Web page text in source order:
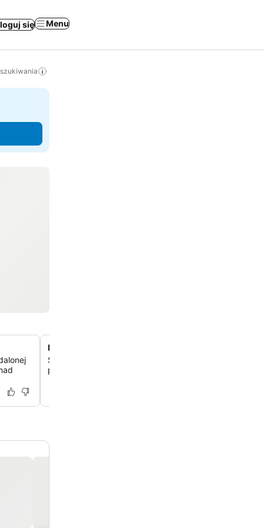
się Menu
Pokój gier z bilardem i tenisem stołowym
Spędź czas wolny w pokoju gier, który oferuje bilard,
piłkarzyki, odpowiednie dla wszystkich grup